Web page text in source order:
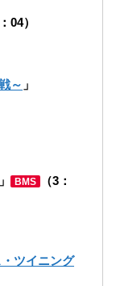
04）
～ 」
」 BMS
（3：
ツイニング